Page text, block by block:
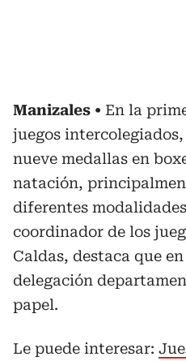
Manizales
En la
juegos
nueve medallas en
natación,
diferentes
coordinador de los
Caldas, destaca que
delegación
papel.
Le puede interesar: